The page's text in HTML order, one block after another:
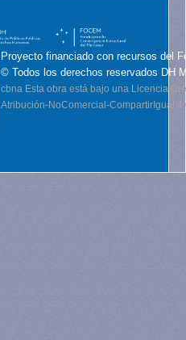
Proyecto financiado con recursos del
© Todos los derechos reservados DH
cbna Esta obra está bajo una Licencia
Atribución-NoComercial-CompartirIgual